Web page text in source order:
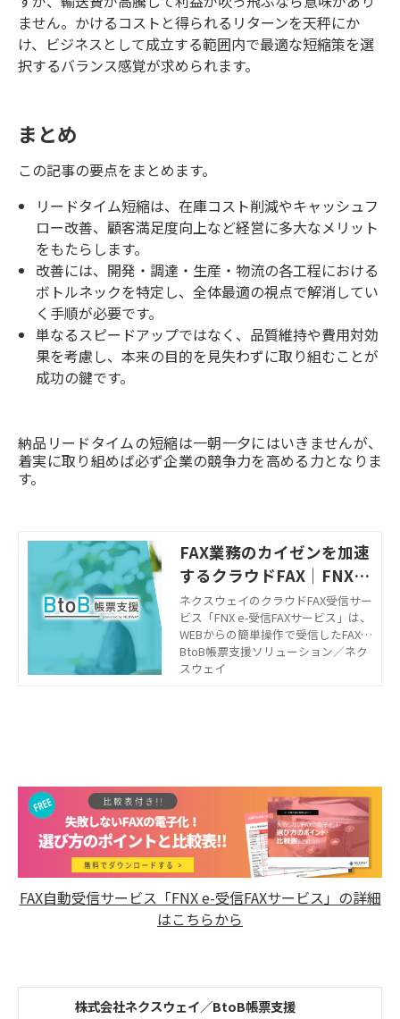
ません。かけるコストと得られるリターンを天秤にか
け、ビジネスとして成立する範囲内で最適な短縮策を選
択するバランス感覚が求められます。
まとめ
この記事の要点をまとめます。
リードタイム短縮は、在庫コスト削減やキャッシュフ
ロー改善、顧客満足度向上など経営に多大なメリット
をもたらします。
改善には、開発・調達・生産・物流の各工程における
ボトルネックを特定し、全体最適の視点で解消してい
く手順が必要です。
単なるスピードアップではなく、品質維持や費用対効
果を考慮し、本来の目的を見失わずに取り組むことが
成功の鍵です。
納品リードタイムの短縮は一朝一夕にはいきませんが、
着実に取り組めば必ず企業の競争力を高める力となりま
す。
FAX業務のカイゼンを加速
するクラウドFAX｜FNX e-
受信FAXサービス
ネクスウェイのクラウドFAX受信サー
ビス「FNX e-受信FAXサービス」は、
WEBからの簡単操作で受信したFAXの
仕分け・閲覧・検索・編集・返信が
できるサービスです。今お使いのFAX
BtoB帳票支援ソリューション／ネク
スウェイ
FAX自動受信サービス「FNX e-受信FAXサービス」の詳細
はこちらから
株式会社ネクスウェイ／BtoB帳票支援